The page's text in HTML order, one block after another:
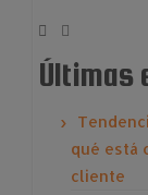
Últimas
qué está
cliente